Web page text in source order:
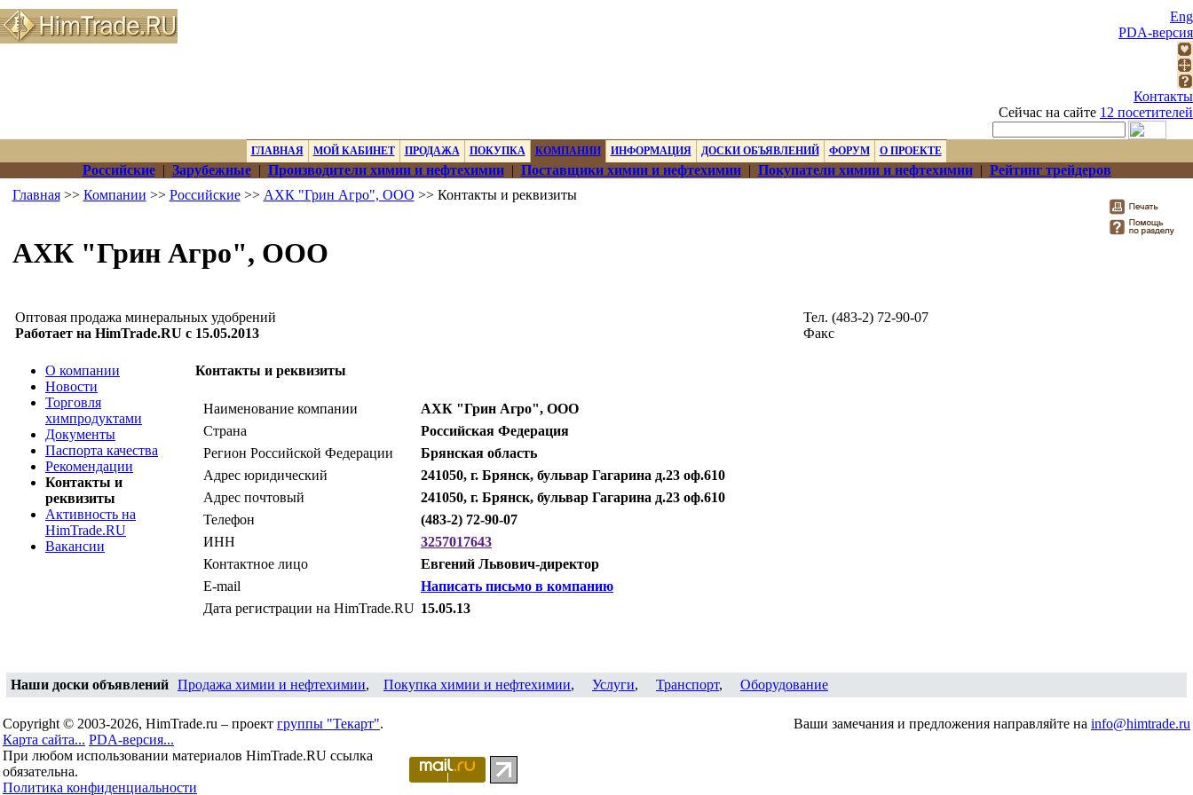
Eng
PDA-версия
Контакты
Сейчас на сайте 12 посетителей
ГЛАВНАЯ МОЙ КАБИНЕТ ПРОДАЖА ПОКУПКА КОМПАНИИ ИНФОРМАЦИЯ ДОСКИ ОБЪЯВЛЕНИЙ ФОРУМ О ПРОЕКТЕ
Российские| Зарубежные| Производители химии и нефтехимии| Поставщики химии и нефтехимии| Покупатели химии и нефтехимии| Рейтинг трейдеров
Главная>> Компании >> Российские>> АХК "Грин Агро", ООО >> Контакты и реквизиты
АХК "Грин Агро", ООО
Оптовая продажа минеральных удобрений
Работает на HimTrade.RU с 15.05.2013
Тел. (483-2) 72-90-07
Факс
О компании
Новости
Торговля
химпродуктами
Документы
Паспорта качества
Рекомендации
Контакты и
реквизиты
Активность на
HimTrade.RU
Вакансии
Контакты и реквизиты
Наименование компании
АХК "Грин Агро", ООО
Страна
Российская Федерация
Регион Российской Федерации
Брянская область
Адрес юридический
241050, г. Брянск, бульвар Гагарина д.23 оф.610
Адрес почтовый
241050, г. Брянск, бульвар Гагарина д.23 оф.610
Телефон
(483-2) 72-90-07
ИНН
3257017643
Контактное лицо
Евгений Львович-директор
E-mail
Написать письмо в компанию
Дата регистрации на HimTrade.RU 15.05.13
Наши доски объявлений Продажа химии и нефтехимии, Покупка химии и нефтехимии, Услуги, Транспорт, Оборудование
Copyright © 2003-2026, HimTrade.ru – проект группы "Текарт".
Карта сайта... PDA-версия...
При любом использовании материалов HimTrade.RU ссылка
обязательна.
Политика конфиденциальности
Ваши замечания и предложения направляйте на info@himtrade.ru